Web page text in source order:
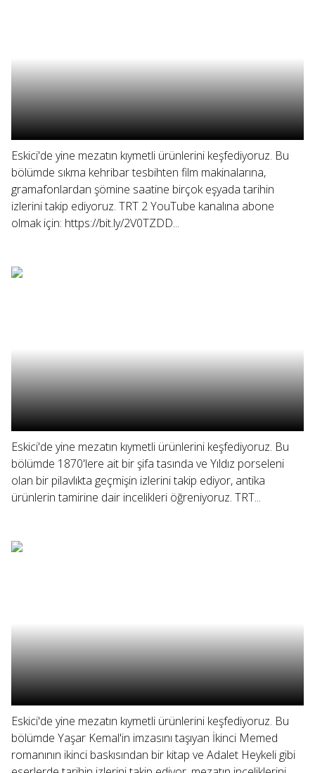
Eskici'de yine mezatın kıymetli ürünlerini keşfediyoruz. Bu
bölümde sıkma kehribar tesbihten film makinalarına,
gramafonlardan şömine saatine birçok eşyada tarihin
izlerini takip ediyoruz. TRT 2 YouTube kanalına abone
olmak için: https://bit.ly/2V0TZDD...
Eskici'de yine mezatın kıymetli ürünlerini keşfediyoruz. Bu
bölümde 1870'lere ait bir şifa tasında ve Yıldız porseleni
olan bir pilavlıkta geçmişin izlerini takip ediyor, antika
ürünlerin tamirine dair incelikleri öğreniyoruz. TRT...
Eskici'de yine mezatın kıymetli ürünlerini keşfediyoruz. Bu
bölümde Yaşar Kemal'in imzasını taşıyan İkinci Memed
romanının ikinci baskısından bir kitap ve Adalet Heykeli gibi